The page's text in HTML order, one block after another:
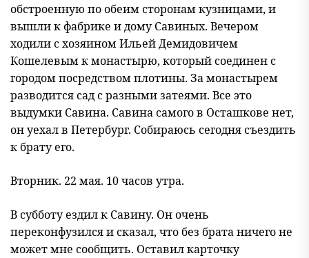
обстроенную по обеим сторонам кузницами, и
вышли к фабрике и дому Савиных. Вечером
ходили с хозяином Ильей Демидовичем
Кошелевым к монастырю, который соединен с
городом посредством плотины. За монастырем
разводится сад с разными затеями. Все это
выдумки Савина. Савина самого в Осташкове нет,
он уехал в Петербург. Собираюсь сегодня съездить
к брату его.
Вторник. 22 мая. 10 часов утра.
В субботу ездил к Савину. Он очень
переконфузился и сказал, что без брата ничего не
может мне сообщить. Оставил карточку